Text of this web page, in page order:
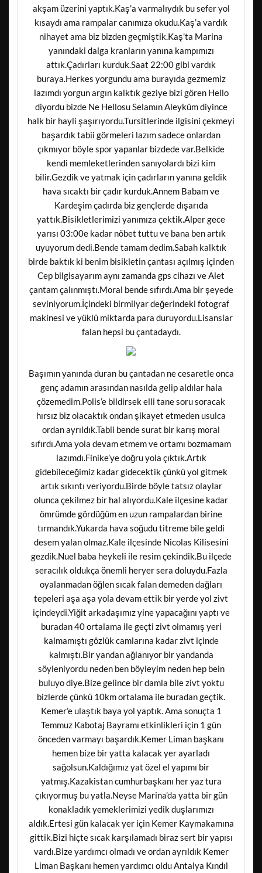
akşam üzerini yaptık.Kaş’a varmalıydık bu sefer yol
kısaydı ama rampalar canımıza okudu.Kaş’a vardık
nihayet ama biz bizden geçmiştik.Kaş’ta Marina
yanındaki dalga kranların yanına kampımızı
attık.Çadırları kurduk.Saat 22:00 gibi vardık
buraya.Herkes yorgundu ama burayıda gezmemiz
lazımdı yorgun argın kalktık geziye bizi gören Hello
diyordu bizde Ne Hellosu Selamın Aleyküm diyince
halk bir hayli şaşırıyordu.Tursitlerinde ilgisini çekmeyi
başardık tabii görmeleri lazım sadece onlardan
çıkmıyor böyle spor yapanlar bizdede var.Belkide
kendi memleketlerinden sanıyolardı bizi kim
bilir.Gezdik ve yatmak için çadırların yanına geldik
hava sıcaktı bir çadır kurduk.Annem Babam ve
Kardeşim çadırda biz gençlerde dışarıda
yattık.Bisikletlerimizi yanımıza çektik.Alper gece
yarısı 03:00e kadar nöbet tuttu ve bana ben artık
uyuyorum dedi.Bende tamam dedim.Sabah kalktık
birde baktık ki benim bisikletin çantası açılmış içinden
Cep bilgisayarım aynı zamanda gps cihazı ve Alet
çantam çalınmıştı.Moral bende sıfırdı.Ama bir şeyede
seviniyorum.İçindeki birmilyar değerindeki fotograf
makinesi ve yüklü miktarda para duruyordu.Lisanslar
falan hepsi bu çantadaydı.
Başımın yanında duran bu çantadan ne cesaretle onca
genç adamın arasından nasılda gelip aldılar hala
çözemedim.Polis’e bildirsek elli tane soru soracak
hırsız biz olacaktık ondan şikayet etmeden usulca
ordan ayrıldık.Tabii bende surat bir karış moral
sıfırdı.Ama yola devam etmem ve ortamı bozmamam
lazımdı.Finike’ye doğru yola çıktık.Artık
gidebileceğimiz kadar gidecektik çünkü yol gitmek
artık sıkıntı veriyordu.Birde böyle tatsız olaylar
olunca çekilmez bir hal alıyordu.Kale ilçesine kadar
ömrümde gördüğüm en uzun rampalardan birine
tırmandık.Yukarda hava soğudu titreme bile geldi
desem yalan olmaz.Kale ilçesinde Nicolas Kilisesini
gezdik.Nuel baba heykeli ile resim çekindik.Bu ilçede
seracılık oldukça önemli heryer sera doluydu.Fazla
oyalanmadan öğlen sıcak falan demeden dağları
tepeleri aşa aşa yola devam ettik bir yerde yol zivt
içindeydi.Yiğit arkadaşımız yine yapacağını yaptı ve
buradan 40 ortalama ile geçti zivt olmamış yeri
kalmamıştı gözlük camlarına kadar zivt içinde
kalmıştı.Bir yandan ağlanıyor bir yandanda
söyleniyordu neden ben böyleyim neden hep bein
buluyo diye.Bize gelince bir damla bile zivt yoktu
bizlerde çünkü 10km ortalama ile buradan geçtik.
Kemer’e ulaştık baya yol yaptık. Ama sonuçta 1
Temmuz Kabotaj Bayramı etkinlikleri için 1 gün
önceden varmayı başardık.Kemer Liman başkanı
hemen bize bir yatta kalacak yer ayarladı
sağolsun.Kaldığımız yat özel el yapımı bir
yatmış.Kazakistan cumhurbaşkanı her yaz tura
çıkıyormuş bu yatla.Neyse Marina’da yatta bir gün
konakladık yemeklerimizi yedik duşlarımızı
aldık.Ertesi gün kalacak yer için Kemer Kaymakamına
gittik.Bizi hiçte sıcak karşılamadı biraz sert bir yapısı
vardı.Bize yardımcı olmadı ve ordan ayrıldık Kemer
Liman Başkanı hemen yardımcı oldu Antalya Kındıl